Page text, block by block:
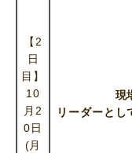
【2
日
目】
10
月2
0日
(月
現
リーダーとし